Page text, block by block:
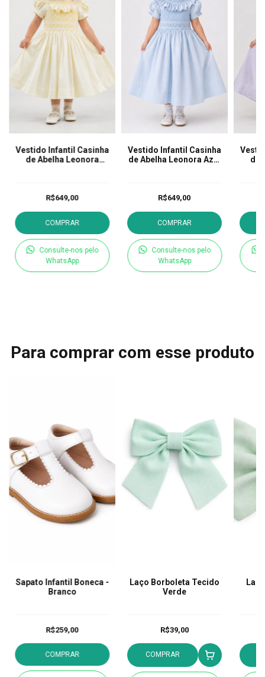
Vestido Infantil Casinha
de Abelha Leonora
R$649,00
COMPRAR
Consulte-nos pelo
WhatsApp
Vestido Infantil Casinha
de Abelha Leonora Azul
R$649,00
COMPRAR
Consulte-nos pelo
WhatsApp
de
Para comprar com esse produto
Sapato Infantil Boneca -
Branco
R$259,00
COMPRAR
Laço Borboleta Tecido
Verde
R$39,00
COMPRAR